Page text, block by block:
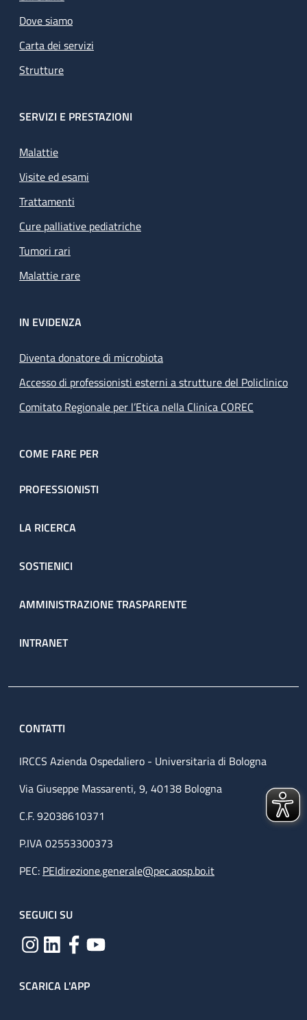
Dove siamo
Carta dei servizi
Strutture
SERVIZI E PRESTAZIONI
Malattie
Visite ed esami
Trattamenti
Cure palliative pediatriche
Tumori rari
Malattie rare
IN EVIDENZA
Diventa donatore di microbiota
Accesso di professionisti esterni a strutture del Policlinico
Comitato Regionale per l’Etica nella Clinica COREC
COME FARE PER
PROFESSIONISTI
LA RICERCA
SOSTIENICI
AMMINISTRAZIONE TRASPARENTE
INTRANET
CONTATTI
IRCCS Azienda Ospedaliero - Universitaria di Bologna
Via Giuseppe Massarenti, 9, 40138 Bologna
C.F. 92038610371
P.IVA 02553300373
PEC: PEIdirezione.generale@pec.aosp.bo.it
SEGUICI SU
SCARICA L'APP